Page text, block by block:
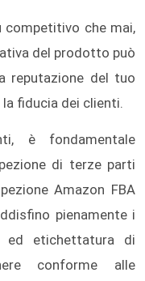
competitivo che mai,
del prodotto può
reputazione del tuo
fiducia dei clienti.
è fondamentale
di terze parti
Amazon FBA
pienamente i
ed etichettatura di
conforme alle